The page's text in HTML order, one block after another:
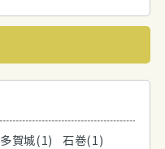
多賀城(1)
石巻(1)